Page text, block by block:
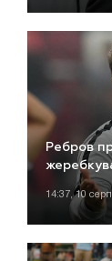
Ребров
14:37, 10